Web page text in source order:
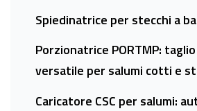
Spiedinatrice per stecchi a
Porzionatrice PORTMP:
versatile per salumi cotti e
Caricatore CSC per salumi: